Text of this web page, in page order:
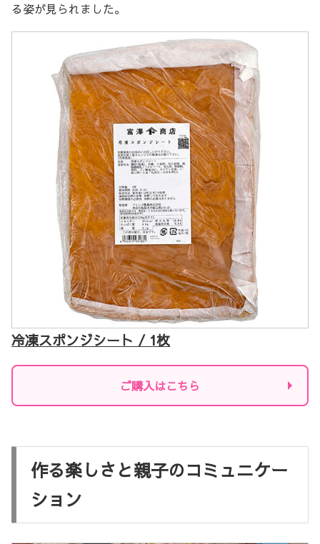
る姿が見られました。
冷凍スポンジシート / 1枚
ご購入はこちら
作る楽しさと親子のコミュニケー
ション